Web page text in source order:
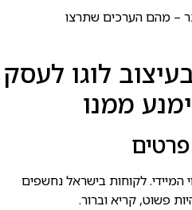
– מהם הערכים שתרצו
לוגו לעסק
ממנו
המיידי. לקוחות בישראל נחשפים
פשוט, קריא וברור.